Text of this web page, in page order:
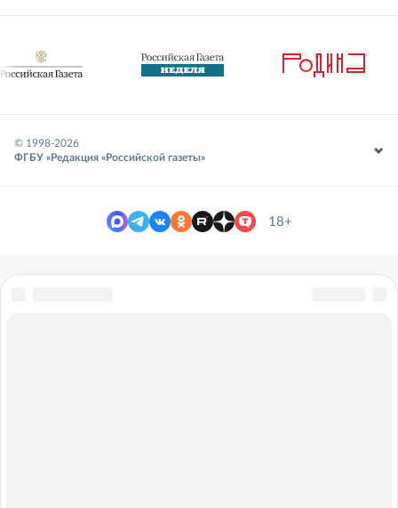
© 1998-2026
ФГБУ «Редакция «Российской газеты»
18+